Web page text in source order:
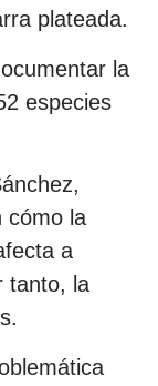
plateada.
la
especies
cómo la
a
tanto, la